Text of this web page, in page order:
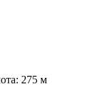
275 м